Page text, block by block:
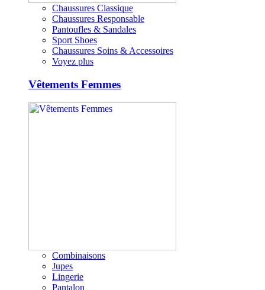
Chaussures Classique
Chaussures Responsable
Pantoufles & Sandales
Sport Shoes
Chaussures Soins & Accessoires
Voyez plus
Vêtements Femmes
Combinaisons
Jupes
Lingerie
Pantalon